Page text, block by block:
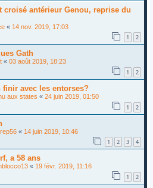
croisé antérieur Genou, reprise du
« 14 nov. 2019, 17:03
1 2
Gath
« 03 août 2019, 18:23
1 2
finir avec les entorses?
aux states « 24 juin 2019, 01:50
1 2
« 14 juin 2019, 10:46
1 2 3 4
a 58 ans
« 19 févr. 2019, 11:16
1 2